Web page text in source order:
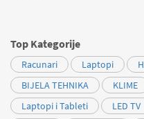
Top Kategorije
Racunari Laptopi
BIJELA TEHNIKA
KLIME
Laptopi i Tableti
LED TV